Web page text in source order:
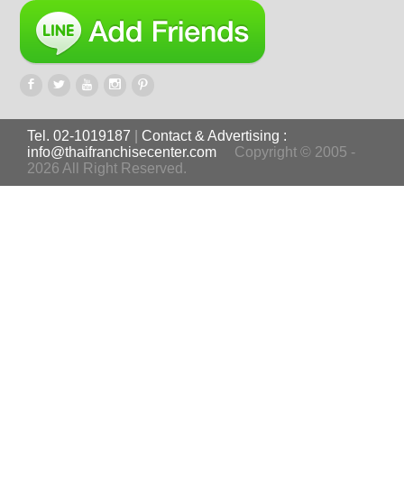
Tel. 02-1019187
Contact & Advertising :
info@thaifranchisecenter.com
Copyright © 2005 -
2026 All Right Reserved.